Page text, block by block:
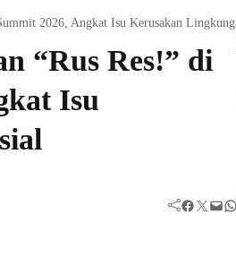
2026, Angkat Isu Kerusakan
“Rus Res!” di
Isu
Facebook Twitter Mail WhatsApp